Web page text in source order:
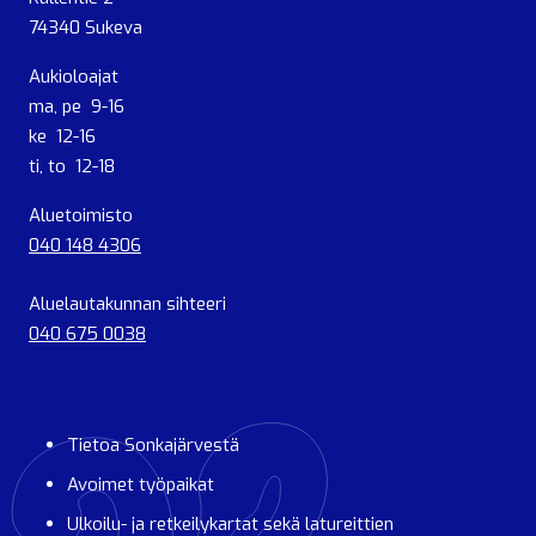
74340 Sukeva
Aukioloajat
ma, pe 9-16
ke 12-16
ti, to 12-18
Aluetoimisto
040 148 4306
Aluelautakunnan sihteeri
040 675 0038
Tietoa Sonkajärvestä
Avoimet työpaikat
Ulkoilu- ja retkeilykartat sekä latureittien